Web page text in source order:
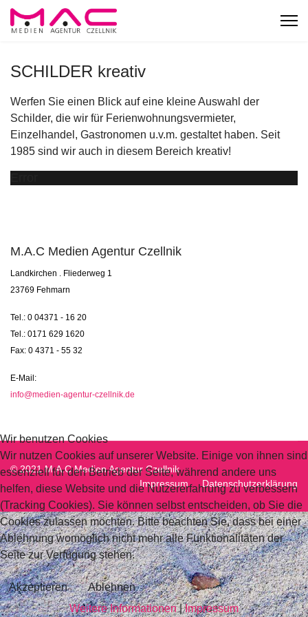
SCHILDER kreativ
Werfen Sie einen Blick auf eine kleine Auswahl der
Schilder, die wir für Ferienwohnungsvermieter,
Einzelhandel, Gastronomen u.v.m. gestaltet haben. Seit
1985 sind wir auch in diesem Bereich kreativ!
M.A.C Medien Agentur Czellnik
Landkirchen . Fliederweg 1
23769 Fehmarn
Tel.: 0 04371 - 16 20
Tel.: 0171 629 1620
Fax: 0 4371 - 55 32
E-Mail:
info@medien-agentur-czellnik.de
© 2021 M.A.C Medien Agentur Czellnik
Impressum
Datenschutzerklärung
Wir benutzen Cookies
Wir nutzen Cookies auf unserer Website. Einige von ihnen sind
essenziell für den Betrieb der Seite, während andere uns
helfen, diese Website und die Nutzererfahrung zu verbessern
(Tracking Cookies). Sie können selbst entscheiden, ob Sie die
Cookies zulassen möchten. Bitte beachten Sie, dass bei einer
Ablehnung womöglich nicht mehr alle Funktionalitäten der
Seite zur Verfügung stehen.
Akzeptieren
Ablehnen
Weitere Informationen|Impressum